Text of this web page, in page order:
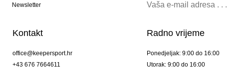
Newsletter
Kontakt
office@keepersport.hr
+43 676 7664611
Radno vrijeme
Ponedjeljak: 9:00 do 16:00
Utorak: 9:00 do 16:00